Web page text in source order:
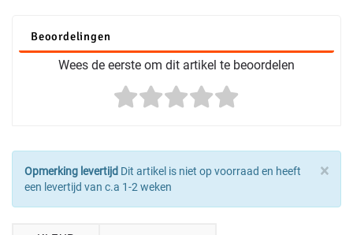
Beoordelingen
Wees de eerste om dit artikel te beoordelen
×
Opmerking levertijd Dit artikel is niet op voorraad en heeft
een levertijd van c.a 1-2 weken